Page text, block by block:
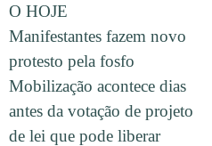
O HOJE
Manifestantes fazem novo
protesto pela fosfo
Mobilização acontece dias
antes da votação de projeto
de lei que pode liberar